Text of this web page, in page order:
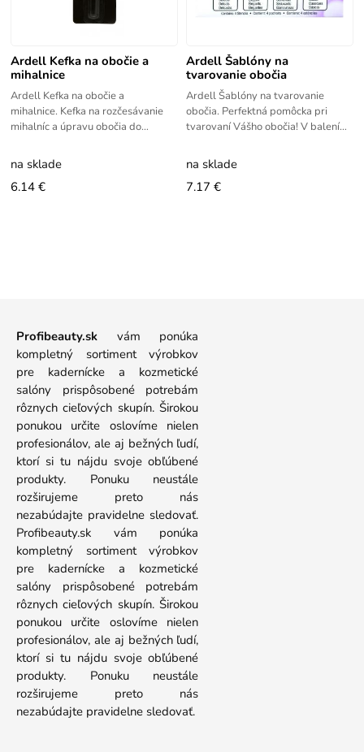
Ardell Kefka na obočie a
mihalnice
Ardell Kefka na obočie a
mihalnice. Kefka na rozčesávanie
mihalníc a úpravu obočia do
na sklade
6.14 €
Ardell Šablóny na
tvarovanie obočia
Ardell Šablóny na tvarovanie
obočia. Perfektná pomôcka pri
tvarovaní Vášho obočia! V balení
pomocou ktorých si
na sklade
7.17 €
Profibeauty.sk vám ponúka
kompletný sortiment výrobkov
pre kadernícke a kozmetické
salóny prispôsobené potrebám
rôznych cieľových skupín. Širokou
ponukou určite oslovíme nielen
profesionálov, ale aj bežných ľudí,
ktorí si tu nájdu svoje obľúbené
produkty. Ponuku neustále
rozširujeme preto nás
nezabúdajte pravidelne sledovať.
Profibeauty.sk vám ponúka
kompletný sortiment výrobkov
pre kadernícke a kozmetické
salóny prispôsobené potrebám
rôznych cieľových skupín. Širokou
ponukou určite oslovíme nielen
profesionálov, ale aj bežných ľudí,
ktorí si tu nájdu svoje obľúbené
produkty. Ponuku neustále
rozširujeme preto nás
nezabúdajte pravidelne sledovať.